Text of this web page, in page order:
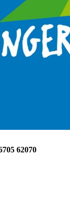
62070